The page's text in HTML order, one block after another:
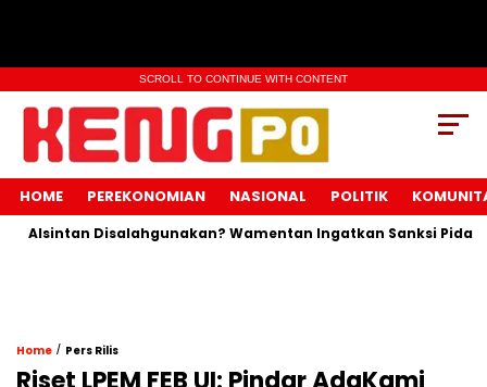
SCROLL TO CONTINUE WITH CONTENT
HOME PEREKONOMIAN NASIONAL POLITIK
Disalahgunakan? Wamentan Ingatkan Sanksi Pidana
Home / Pers Rilis